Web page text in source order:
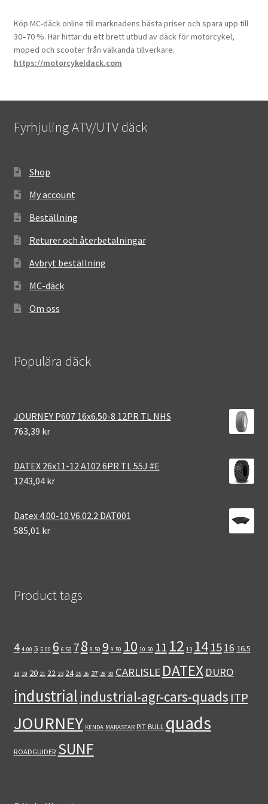
Köp MC-däck online till marknadens bästa priser och spara upp till
30–70 %. Här hittar du ett brett utbud av däck för motorcykel,
moped och scooter från välkända tillverkare.
https://motorcykeldack.com
Fyrhjuling ATV/UTV däck
Shop
My account
Beställning
Returer och återbetalningar
Avbryt beställning
MC-däck
Om oss
Populära däck
JOURNEY P607 16x6.50-8 12PR TL NHS
763,39 kr
DATEX 26x11-12 A102 6PR TL 55J #E
1243,04 kr
Datex 4.00-10 V6.02.2 DAT001
585,01 kr
Product tags
4 4.00 5 5.00 6 6.50 78 8.50 9 9.50 10 10.50 11 12 13 14 1516 16.5
18 19 20 21 22 23 24 25 26 27 28 30 CARLISLE DATEX DURO
industrial industrial-agr-cars-quads ITP
JOURNEY KENDA MARASTAR PIT BULL quads
ROADGUIDER SUNF